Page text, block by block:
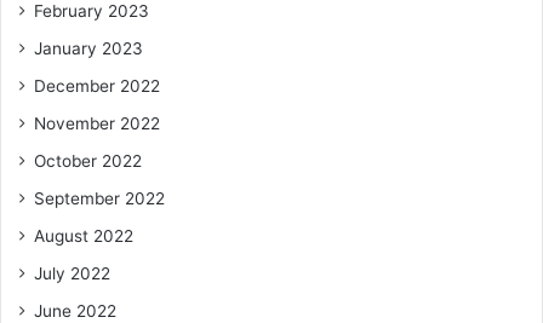
February 2023
January 2023
December 2022
November 2022
October 2022
September 2022
August 2022
July 2022
June 2022